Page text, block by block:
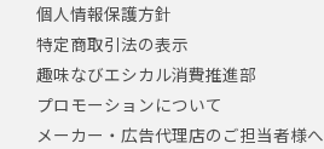
個人情報保護方針
特定商取引法の表示
趣味なびエシカル消費推進部
プロモーションについて
メーカー・広告代理店のご担当者様へ